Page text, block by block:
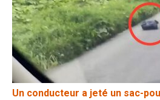
Un conducteur a jeté un sac-